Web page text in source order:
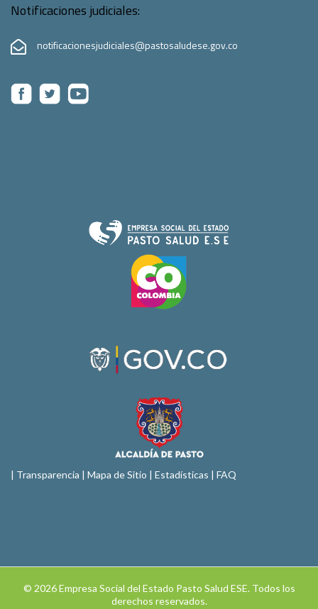
Notificaciones judiciales:
notificacionesjudiciales@pastosaludese.gov.co
| Transparencia | Mapa de Sitio | Estadísticas | FAQ
© 2026 Empresa Social del Estado Pasto Salud ESE. Todos los
derechos reservados.